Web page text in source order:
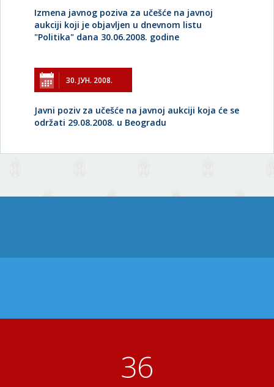
Izmena javnog poziva za učešće na javnoj
aukciji koji je objavljen u dnevnom listu
"Politika" dana 30.06.2008. godine
30. ЈУН. 2008.
Javni poziv za učešće na javnoj aukciji koja će se
održati 29.08.2008. u Beogradu
40